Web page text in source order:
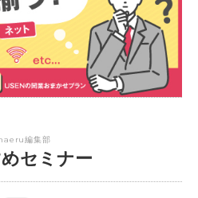
編集部
セミナー